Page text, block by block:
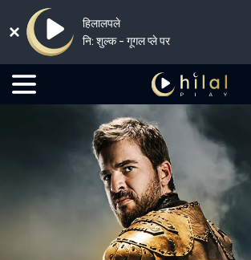
हिलालपले
नि: शुल्क - गूगल प्ले पर